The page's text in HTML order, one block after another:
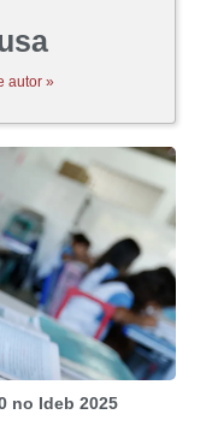
autor »
no Ideb 2025